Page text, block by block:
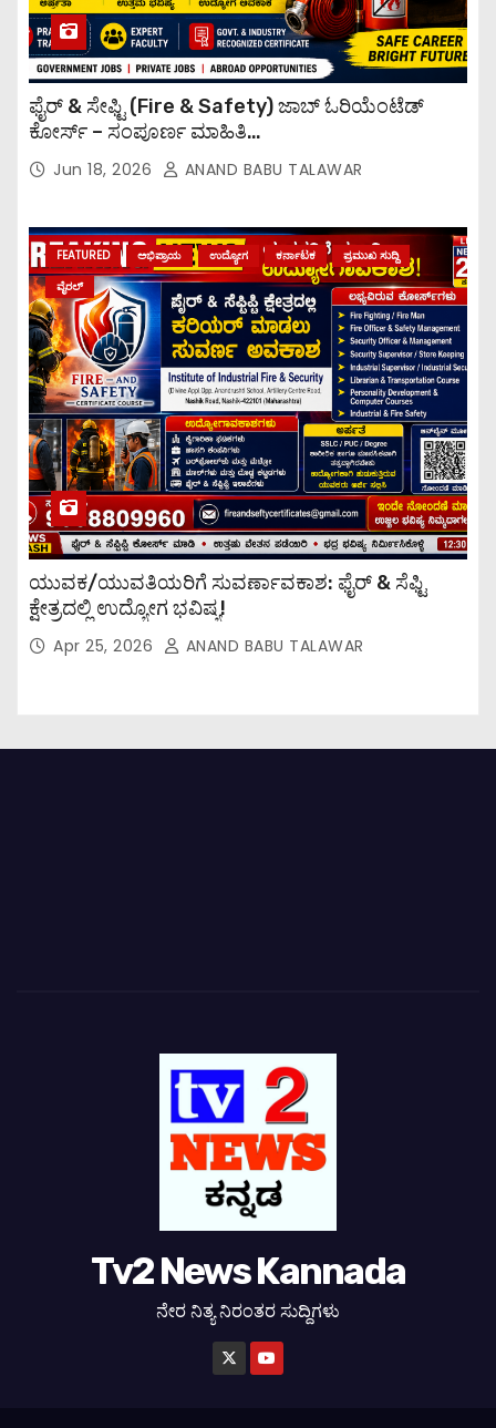
ಫೈರ್ & ಸೇಫ್ಟಿ (Fire & Safety) ಜಾಬ್ ಓರಿಯೆಂಟೆಡ್
ಕೋರ್ಸ್ – ಸಂಪೂರ್ಣ ಮಾಹಿತಿ
Fire safety job oriented course
Jun 18, 2026 ANAND BABU TALAWAR
FEATURED ಅಭಿಪ್ರಾಯ ಉದ್ಯೋಗ ಕರ್ನಾಟಕ
ಪ್ರಮುಖ ಸುದ್ದಿ
ವೈರಲ್
ಯುವಕ/ಯುವತಿಯರಿಗೆ ಸುವರ್ಣಾವಕಾಶ: ಫೈರ್ & ಸೆಫ್ಟಿ
ಕ್ಷೇತ್ರದಲ್ಲಿ ಉದ್ಯೋಗ ಭವಿಷ್ಯ!
Apr 25, 2026 ANAND BABU TALAWAR
Tv2 News Kannada
ನೇರ ನಿತ್ಯ ನಿರಂತರ ಸುದ್ದಿಗಳು